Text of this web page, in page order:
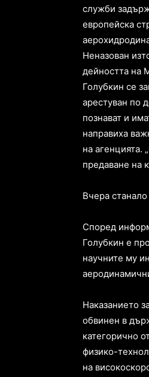
служби
европейска
Неназован
дейността на
Голубкин се
арестуван по
познават и
направиха
на агенцията.
предаване на
Вчера
Според
Голубкин е
научните му
Наказанието
обвинен в
категорично
физико-
на